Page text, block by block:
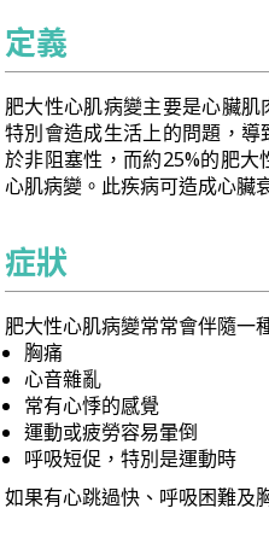
定義
肥大性心肌病變主要是心臟
特別會造成生活上的問題，
於非阻塞性，而約25%的肥
心肌病變。此疾病可造成心臟
症狀
肥大性心肌病變常常會伴隨一
胸痛
心音雜亂
常有心悸的感覺
運動或疲勞容易暈倒
呼吸短促，特別是運動時
如果有心跳過快、呼吸困難及